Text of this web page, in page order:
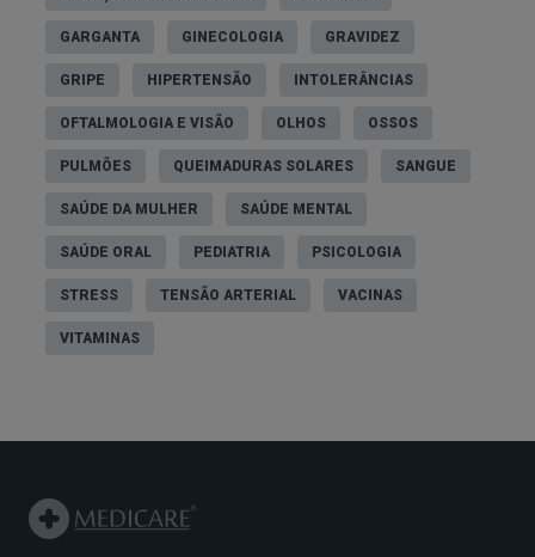
GARGANTA GINECOLOGIA GRAVIDEZ
GRIPE HIPERTENSÃO INTOLERÂNCIAS
OFTALMOLOGIA E VISÃO OLHOS OSSOS
PULMÕES QUEIMADURAS SOLARES SANGUE
SAÚDE DA MULHER SAÚDE MENTAL
SAÚDE ORAL PEDIATRIA PSICOLOGIA
STRESS TENSÃO ARTERIAL VACINAS
VITAMINAS